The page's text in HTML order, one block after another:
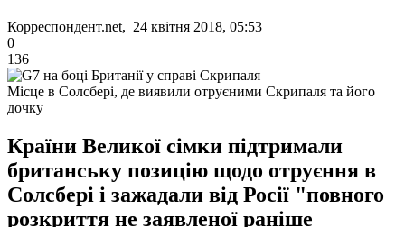
Корреспондент.net, 24 квітня 2018, 05:53
0
136
Місце в Солсбері, де виявили отруєними Скрипаля та його
дочку
Країни Великої сімки підтримали
британську позицію щодо отруєння в
Солсбері і зажадали від Росії "повного
розкриття не заявленої раніше